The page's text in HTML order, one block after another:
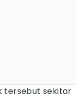
tersebut sekitar